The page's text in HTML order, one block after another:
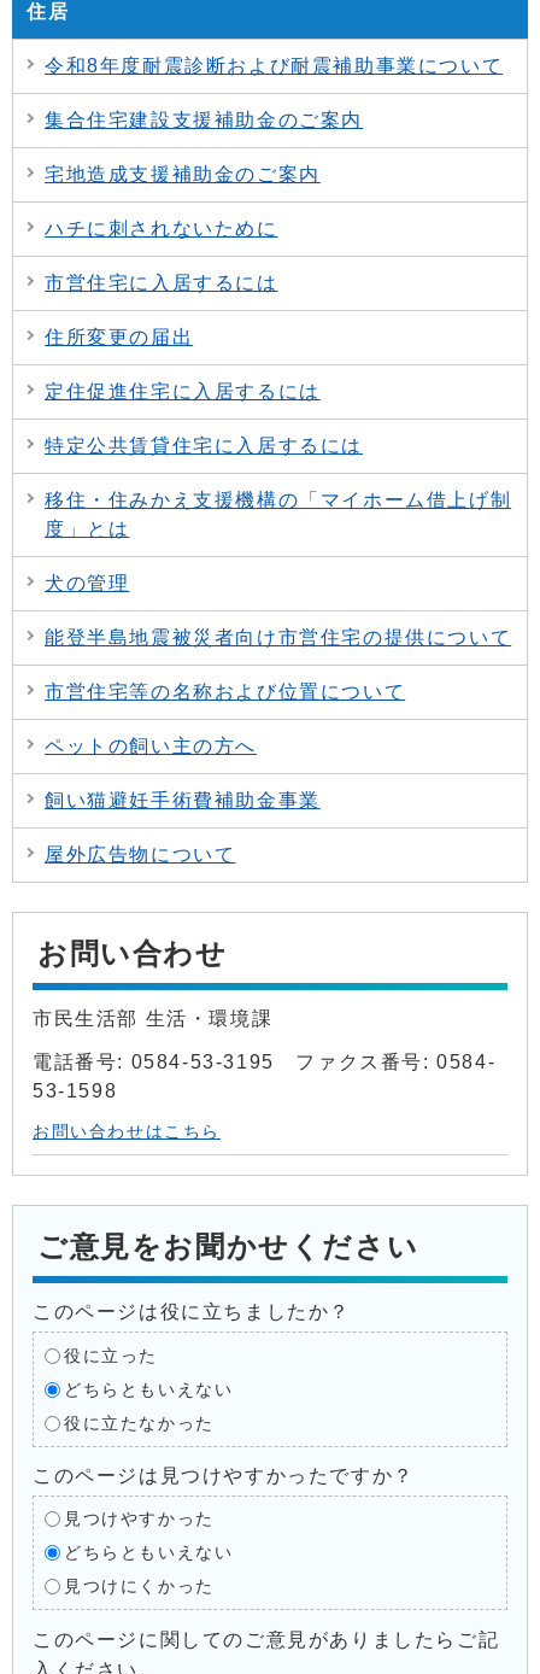
住居
令和8年度耐震診断および耐震補助事業について
集合住宅建設支援補助金のご案内
宅地造成支援補助金のご案内
ハチに刺されないために
市営住宅に入居するには
住所変更の届出
定住促進住宅に入居するには
特定公共賃貸住宅に入居するには
移住・住みかえ支援機構の「マイホーム借上げ制
度」とは
犬の管理
能登半島地震被災者向け市営住宅の提供について
市営住宅等の名称および位置について
ペットの飼い主の方へ
飼い猫避妊手術費補助金事業
屋外広告物について
お問い合わせ
市民生活部 生活・環境課
電話番号: 0584-53-3195 ファクス番号: 0584-
53-1598
お問い合わせはこちら
ご意見をお聞かせください
このページは役に立ちましたか？
役に立った
どちらともいえない
役に立たなかった
このページは見つけやすかったですか？
見つけやすかった
どちらともいえない
見つけにくかった
このページに関してのご意見がありましたらご記
入ください。